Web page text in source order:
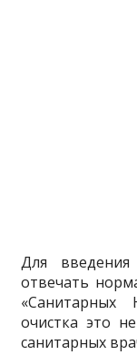
Для
отвечать
очистка это
санитарных